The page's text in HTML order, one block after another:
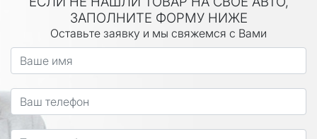
ЗАПОЛНИТЕ ФОРМУ НИЖЕ
Оставьте заявку и мы свяжемся с Вами